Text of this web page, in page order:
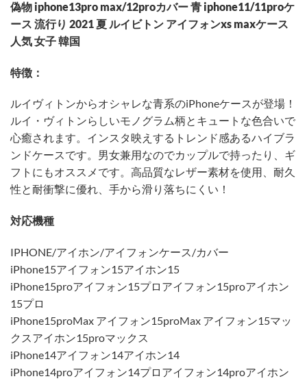
偽物 iphone13pro max/12proカバー 青 iphone11/11proケ
ース 流行り 2021 夏 ルイビトン アイフォンxs maxケース
人気 女子 韓国
特徴：
ルイヴィトンからオシャレな青系のiPhoneケースが登場！
ルイ・ヴィトンらしいモノグラム柄とキュートな色合いで
心癒されます。インスタ映えするトレンド感あるハイブラ
ンドケースです。男女兼用なのでカップルで持ったり、ギ
フトにもオススメです。高品質なレザー素材を使用、耐久
性と耐衝撃に優れ、手から滑り落ちにくい！
対応機種
IPHONE/アイホン/アイフォンケース/カバー
iPhone15アイフォン15アイホン15
iPhone15proアイフォン15プロアイフォン15proアイホン
15プロ
iPhone15proMax アイフォン15proMax アイフォン15マッ
クスアイホン15proマックス
iPhone14アイフォン14アイホン14
iPhone14proアイフォン14プロアイフォン14proアイホン